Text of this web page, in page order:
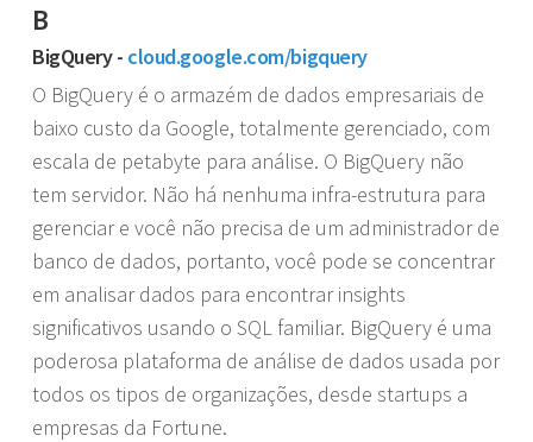
B
BigQuery - cloud.google.com/bigquery
O BigQuery é o armazém de dados empresariais de
baixo custo da Google, totalmente gerenciado, com
escala de petabyte para análise. O BigQuery não
tem servidor. Não há nenhuma infra-estrutura para
gerenciar e você não precisa de um administrador de
banco de dados, portanto, você pode se concentrar
em analisar dados para encontrar insights
significativos usando o SQL familiar. BigQuery é uma
poderosa plataforma de análise de dados usada por
todos os tipos de organizações, desde startups a
empresas da Fortune.